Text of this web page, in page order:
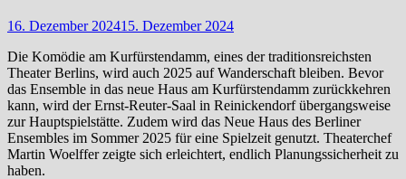
16. Dezember 202415. Dezember 2024
Die Komödie am Kurfürstendamm, eines der traditionsreichsten
Theater Berlins, wird auch 2025 auf Wanderschaft bleiben. Bevor
das Ensemble in das neue Haus am Kurfürstendamm zurückkehren
kann, wird der Ernst-Reuter-Saal in Reinickendorf übergangsweise
zur Hauptspielstätte. Zudem wird das Neue Haus des Berliner
Ensembles im Sommer 2025 für eine Spielzeit genutzt. Theaterchef
Martin Woelffer zeigte sich erleichtert, endlich Planungssicherheit zu
haben.